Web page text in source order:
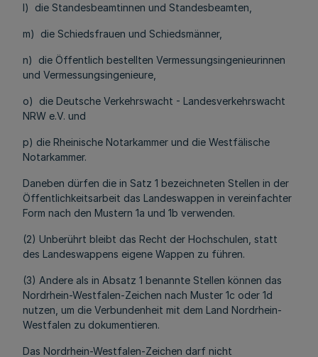
l) die Standesbeamtinnen und Standesbeamten,
m) die Schiedsfrauen und Schiedsmänner,
n) die Öffentlich bestellten Vermessungsingenieurinnen
und Vermessungsingenieure,
o) die Deutsche Verkehrswacht - Landesverkehrswacht
NRW e.V. und
p) die Rheinische Notarkammer und die Westfälische
Notarkammer.
Daneben dürfen die in Satz 1 bezeichneten Stellen in der
Öffentlichkeitsarbeit das Landeswappen in vereinfachter
Form nach den Mustern 1a und 1b verwenden.
(2) Unberührt bleibt das Recht der Hochschulen, statt
des Landeswappens eigene Wappen zu führen.
(3) Andere als in Absatz 1 benannte Stellen können das
Nordrhein-Westfalen-Zeichen nach Muster 1c oder 1d
nutzen, um die Verbundenheit mit dem Land Nordrhein-
Westfalen zu dokumentieren.
Das Nordrhein-Westfalen-Zeichen darf nicht